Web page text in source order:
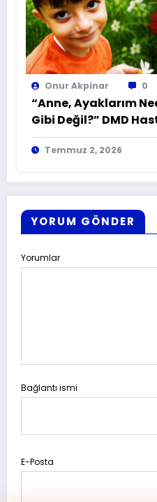
Onur Akpinar 0
“Anne, Ayaklarım
Gibi Değil?” DMD
Zamana Karşı Yarış
Temmuz 2, 2026
YORUM GÖNDER
Yorumlar
Bağlantı ismi
E-Posta